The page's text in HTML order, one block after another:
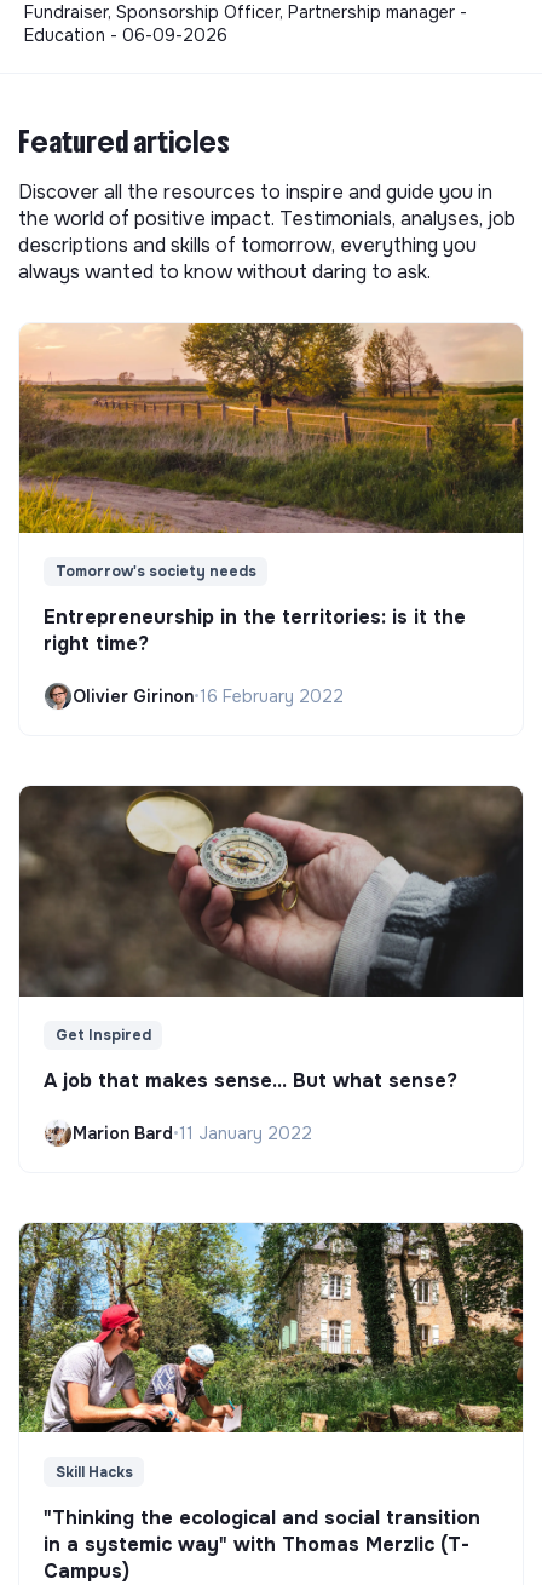
Fundraiser, Sponsorship Officer, Partnership manager -
Education - 06-09-2026
Featured articles
Discover all the resources to inspire and guide you in
the world of positive impact. Testimonials, analyses, job
descriptions and skills of tomorrow, everything you
always wanted to know without daring to ask.
Tomorrow's society needs
Entrepreneurship in the territories: is it the
right time?
Olivier Girinon•16 February 2022
Get Inspired
A job that makes sense... But what sense?
Marion Bard•11 January 2022
Skill Hacks
"Thinking the ecological and social transition
in a systemic way" with Thomas Merzlic (T-
Campus)